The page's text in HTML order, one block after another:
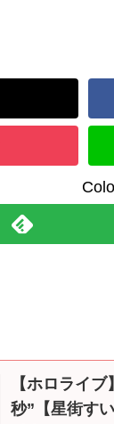
【ホロライ
秒”【星街す